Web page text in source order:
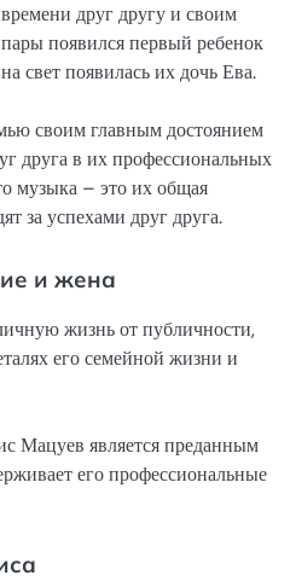
друг другу и своим
появился первый ребенок
свет появилась их дочь Ева.
своим главным достоянием
друга в их профессиональных
музыка – это их общая
за успехами друг друга.
и жена
жизнь от публичности,
его семейной жизни и
Мацуев является преданным
его профессиональные